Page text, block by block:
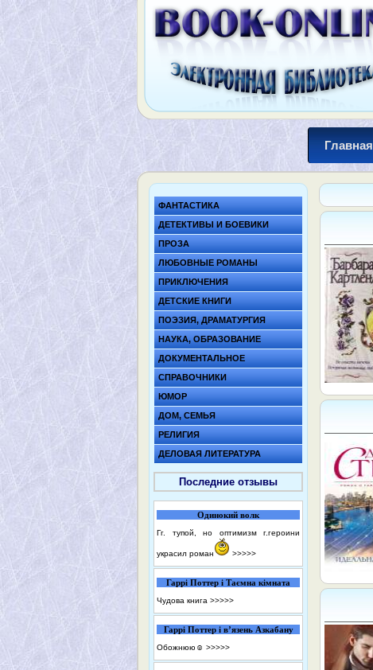
Главная
ФАНТАСТИКА
ДЕТЕКТИВЫ И БОЕВИКИ
ПРОЗА
ЛЮБОВНЫЕ РОМАНЫ
ПРИКЛЮЧЕНИЯ
ДЕТСКИЕ КНИГИ
ПОЭЗИЯ, ДРАМАТУРГИЯ
НАУКА, ОБРАЗОВАНИЕ
ДОКУМЕНТАЛЬНОЕ
СПРАВОЧНИКИ
ЮМОР
ДОМ, СЕМЬЯ
РЕЛИГИЯ
ДЕЛОВАЯ ЛИТЕРАТУРА
Последние отзывы
Одинокий волк
Гг. тупой, но оптимизм г.героини
украсил роман >>>>>
Гаррі Поттер і Таємна кімната
Чудова книга >>>>>
Гаррі Поттер і в’язень Азкабану
Обожнюю☺️ >>>>>